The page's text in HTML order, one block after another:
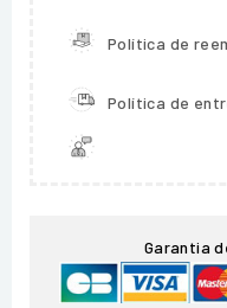
Política de
Política de
Garantia